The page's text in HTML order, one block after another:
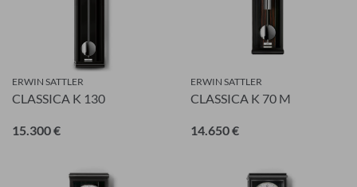
ERWIN SATTLER
CLASSICA K 130
15.300 €
ERWIN SATTLER
CLASSICA K 70 M
14.650 €
Vorname
Nachname